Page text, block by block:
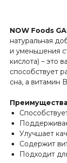
NOW Foods
натуральная
и уменьшения
кислота) – это
способствует
сна, а витамин
Улучшает
Содержит
Подходит